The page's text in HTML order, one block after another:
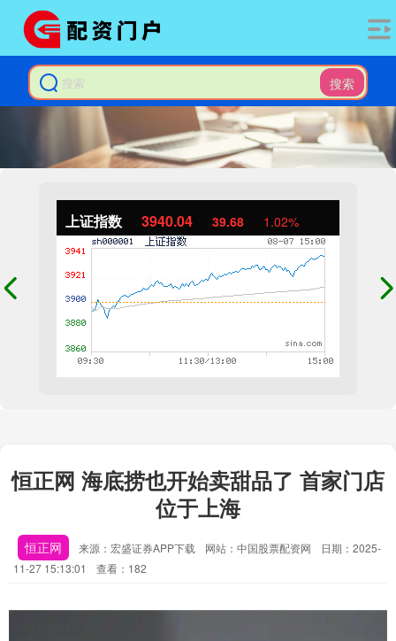
搜索
上证指数 3940.04 39.68 1.02%
恒正网 海底捞也开始卖甜品了 首家门店
位于上海
恒正网 来源：宏盛证券APP下载 网站：中国股票配资网
日期：2025-
11-27 15:13:01
查看：182